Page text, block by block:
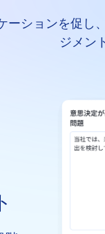
ーションを促し
ジメン